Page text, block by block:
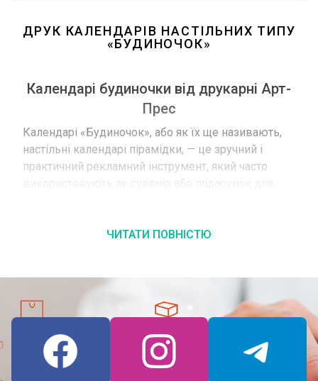
ДРУК КАЛЕНДАРІВ НАСТІЛЬНИХ ТИПУ
«БУДИНОЧОК»
Календарі будиночки від друкарні Арт-
Прес
Календарі «Будиночок», або як їх ще називають,
настільні календарі пірамідки, — це зручний і
практичний рекламний інструмент, який часто
використовують як сувенір або подарунок для
будиночків з високою якістю і за доступними
ЧИТАТИ ПОВНІСТЮ